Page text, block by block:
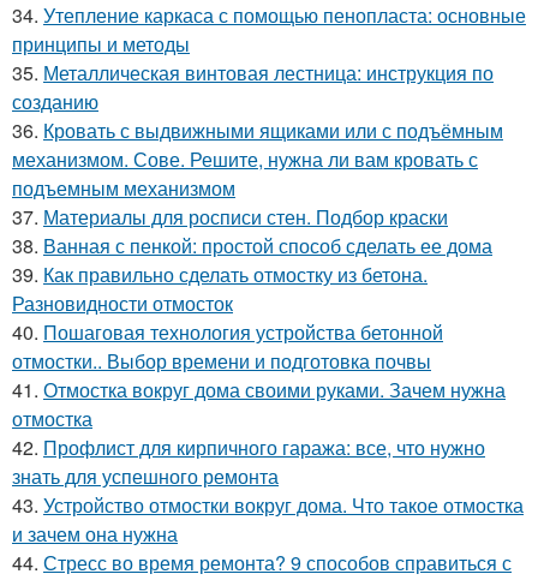
34. Утепление каркаса с помощью пенопласта: основные
принципы и методы
35. Металлическая винтовая лестница: инструкция по
созданию
36. Кровать с выдвижными ящиками или с подъёмным
механизмом. Сове. Решите, нужна ли вам кровать с
подъемным механизмом
37. Материалы для росписи стен. Подбор краски
38. Ванная с пенкой: простой способ сделать ее дома
39. Как правильно сделать отмостку из бетона.
Разновидности отмосток
40. Пошаговая технология устройства бетонной
отмостки.. Выбор времени и подготовка почвы
41. Отмостка вокруг дома своими руками. Зачем нужна
отмостка
42. Профлист для кирпичного гаража: все, что нужно
знать для успешного ремонта
43. Устройство отмостки вокруг дома. Что такое отмостка
и зачем она нужна
44. Стресс во время ремонта? 9 способов справиться с